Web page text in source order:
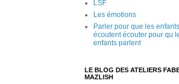
LSF
Les émotions
Parler pour que les enfants
écoutent écouter pour qu
enfants parlent
LE BLOG DES ATELIERS
MAZLISH